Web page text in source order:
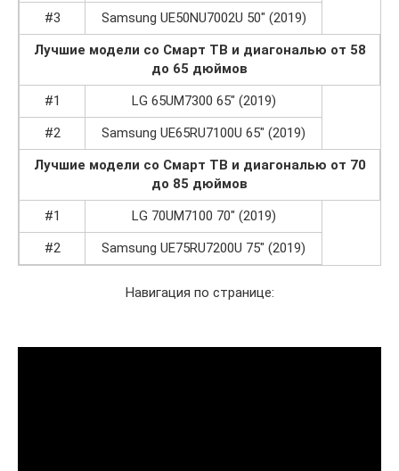
#3
Samsung UE50NU7002U 50″ (2019)
Лучшие модели со Смарт ТВ и диагональю от 58
до 65 дюймов
#1
LG 65UM7300 65″ (2019)
#2
Samsung UE65RU7100U 65″ (2019)
Лучшие модели со Смарт ТВ и диагональю от 70
до 85 дюймов
#1
LG 70UM7100 70″ (2019)
#2
Samsung UE75RU7200U 75″ (2019)
Навигация по странице: